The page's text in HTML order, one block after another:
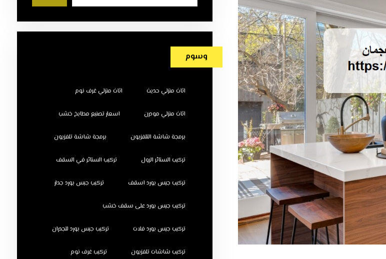
وسوم
اثاث منزلي حديث اثاث منزلي غرف نوم
اثاث منزلي مودرن اسعار تصنيع مطابخ خشب
برمجة شاشة التلفزيون برمجة شاشة تلفزيون
تركيب الستائر الرول تركيب الستائر في السقف
تركيب جبس بورد اسقف تركيب جبس بورد جدار
تركيب جبس بورد على سقف خشب
تركيب جبس بورد فلات تركيب جبس بورد للجدران
تركيب شاشات تلفزيون تركيب غرف نوم